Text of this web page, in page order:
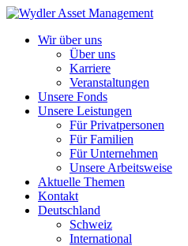
Wir über uns
Über uns
Karriere
Veranstaltungen
Unsere Fonds
Unsere Leistungen
Für Privatpersonen
Für Familien
Für Unternehmen
Unsere Arbeitsweise
Aktuelle Themen
Kontakt
Deutschland
Schweiz
International